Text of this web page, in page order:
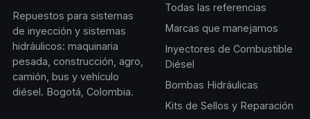
Repuestos para sistemas
de inyección y sistemas
hidráulicos: maquinaria
pesada, construcción, agro,
camión, bus y vehículo
diésel. Bogotá, Colombia.
Todas las referencias
Marcas que manejamos
Inyectores de Combustible
Diésel
Bombas Hidráulicas
Kits de Sellos y Reparación